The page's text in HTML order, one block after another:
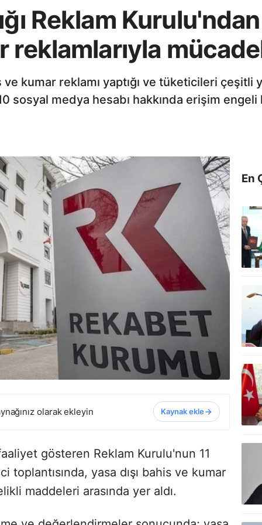
Reklam Kurulu'ndan
reklamlarıyla
ve kumar reklamı yaptığı ve tüketicileri çeşitli
medya hesabı hakkında erişim engeli
olarak ekleyin Kaynak ekle
gösteren Reklam Kurulu'nun 11
yasa dışı bahis ve kumar
maddeleri arasında yer aldı.
En